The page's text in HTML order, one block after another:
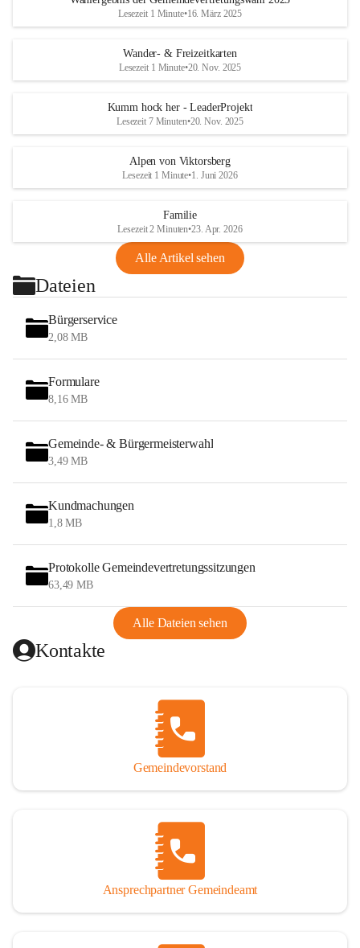
Lesezeit 1 Minute•16. März 2025
Wander- & Freizeitkarten
Lesezeit 1 Minute•20. Nov. 2025
Kumm hock her - LeaderProjekt
Lesezeit 7 Minuten•20. Nov. 2025
Alpen von Viktorsberg
Lesezeit 1 Minute•1. Juni 2026
Familie
Lesezeit 2 Minuten•23. Apr. 2026
Alle Artikel sehen
Dateien
Bürgerservice
2,08 MB
Formulare
8,16 MB
Gemeinde- & Bürgermeisterwahl
3,49 MB
Kundmachungen
1,8 MB
Protokolle Gemeindevertretungssitzungen
63,49 MB
Alle Dateien sehen
Kontakte
Gemeindevorstand
Ansprechpartner Gemeindeamt